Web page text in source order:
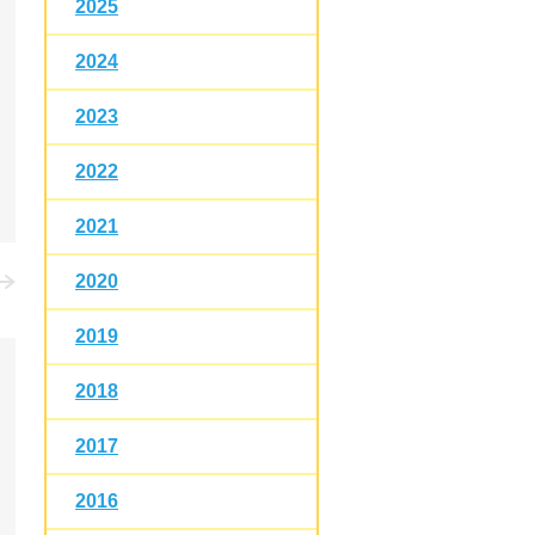
2025
2024
2023
2022
2021
2020
2019
2018
2017
2016